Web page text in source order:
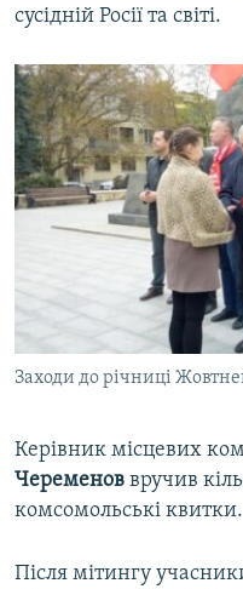
сусідній Росії та світі.
Заходи до річниці
Керівник місцевих
Череменов вручив
комсомольські квитки.
Після мітингу